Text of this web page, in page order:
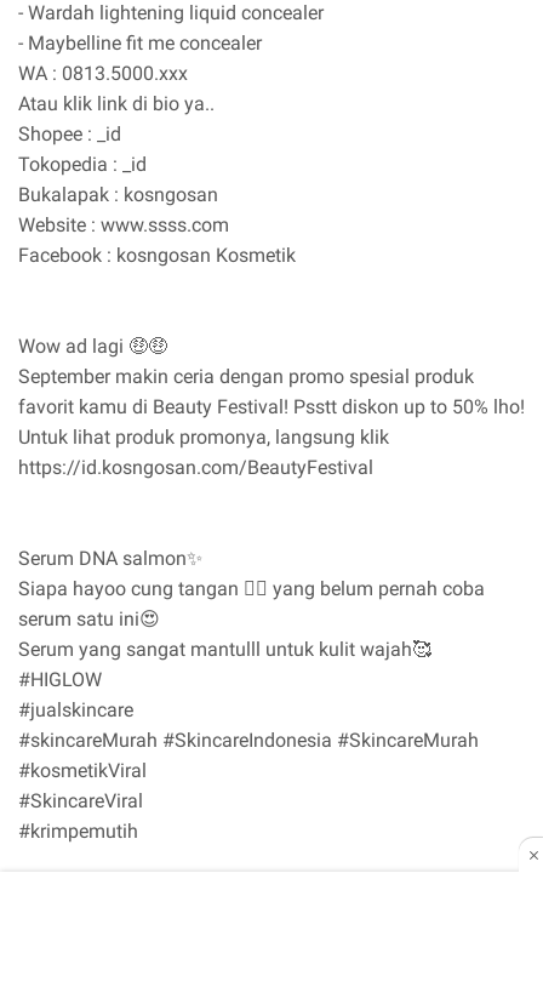
- Wardah lightening liquid concealer
- Maybelline fit me concealer
WA : 0813.5000.xxx
Atau klik link di bio ya..
Shopee : _id
Tokopedia : _id
Bukalapak : kosngosan
Website : www.ssss.com
Facebook : kosngosan Kosmetik
Wow ad lagi 🤑🤑
September makin ceria dengan promo spesial produk
favorit kamu di Beauty Festival! Psstt diskon up to 50% lho!
Untuk lihat produk promonya, langsung klik
https://id.kosngosan.com/BeautyFestival
Serum DNA salmon✨
Siapa hayoo cung tangan ✋🏻 yang belum pernah coba
serum satu ini😍
Serum yang sangat mantulll untuk kulit wajah🥰
#HIGLOW
#jualskincare
#skincareMurah #SkincareIndonesia #SkincareMurah
#kosmetikViral
#SkincareViral
#krimpemutih